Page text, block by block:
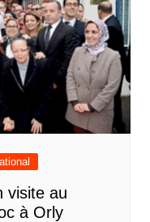
visite au
à Orly